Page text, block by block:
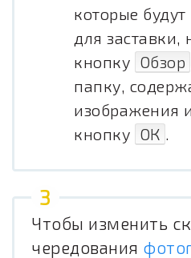
которые
для заставки,
кнопку Обзор
папку,
изображения
кнопку ОК .
Чтобы изменить
чередования